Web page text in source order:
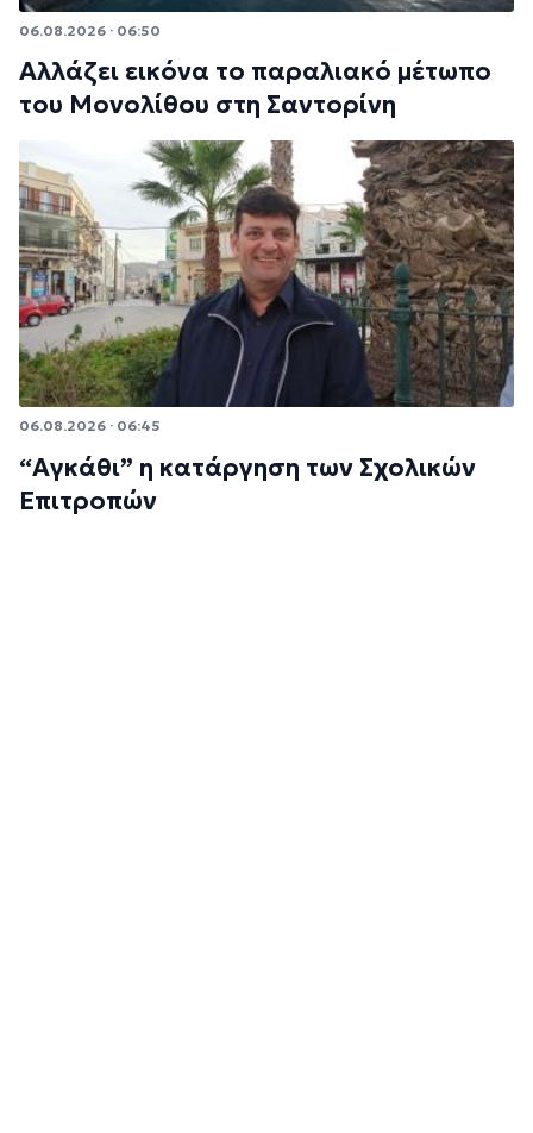
06.08.2026 · 06:50
Αλλάζει εικόνα το παραλιακό μέτωπο
του Μονολίθου στη Σαντορίνη
06.08.2026 · 06:45
“Αγκάθι” η κατάργηση των Σχολικών
Επιτροπών